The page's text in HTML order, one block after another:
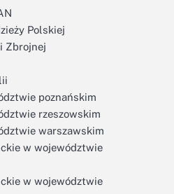
Polskiej
Zbrojnej
poznańskim
rzeszowskim
warszawskim
w województwie
w województwie